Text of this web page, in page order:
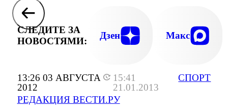
13:26 03 АВГУСТА
2012
15:41
21.01.2013
РЕДАКЦИЯ ВЕСТИ.РУ
СПОРТ
СЛЕДИТЕ ЗА
НОВОСТЯМИ:
Дзен Макс